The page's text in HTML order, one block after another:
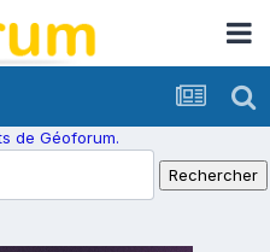
de Géoforum.